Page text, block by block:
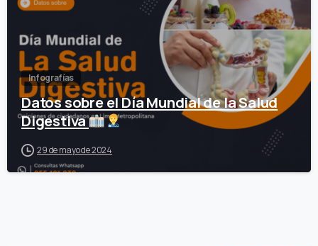
Infografías
Datos sobre el Día Mundial de la Salud
Digestiva
29 de mayo de 2024